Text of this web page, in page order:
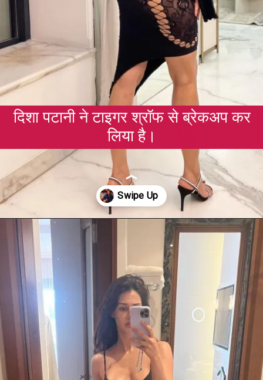
दिशा पटानी ने टाइगर श्रॉफ से ब्रेकअप कर
लिया है।
Opening https://gazetapost.com/salman-khan-charge-rs-1000-crore-for-hosting-bigg-boss-16/57822/